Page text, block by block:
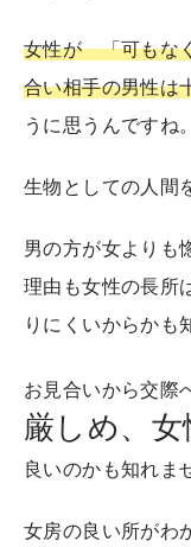
女性が 「可もな
合い相手の男性は
うに思うんですね。
生物としての人間
男の方が女よりも
理由も女性の長所
りにくいからかも
お見合いから交際
厳しめ、
良いのかも知れま
女房の良い所がわ